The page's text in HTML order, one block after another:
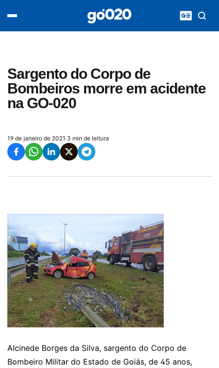
Sargento do Corpo de
Bombeiros morre em acidente
na GO-020
19 de janeiro de 2021 ·3 min de leitura
Alcinede Borges da Silva, sargento do Corpo de
Bombeiro Militar do Estado de Goiás, de 45 anos,
acontece agora
entretenimento
vídeos
pod020